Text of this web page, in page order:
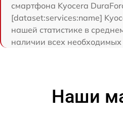
смартфона Kyocera
[dataset:services:name]
нашей статистике в
наличии всех необходимых
Наши